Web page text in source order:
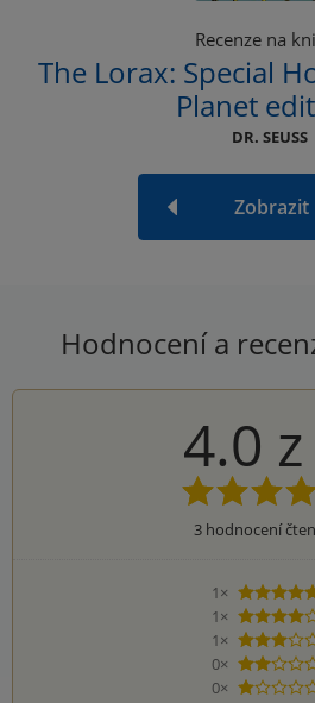
Recenze na
The Lorax: Special
Planet
DR. SEUSS
Zobrazit
Hodnocení a
4.0 z
3hodnocení
1×
5
1×
4
1×
3
0×
2
0×
1